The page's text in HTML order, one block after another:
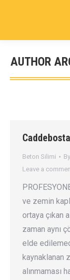
AUTHOR
Beton Silimi By
Leave a
ve zemin
ortaya çıkan
zaman aynı
elde
kaynaklanan
alınmaması